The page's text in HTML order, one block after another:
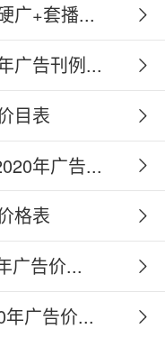
广+套播...
广告刊例...
目表
年广告...
格表
广告价...
广告价...